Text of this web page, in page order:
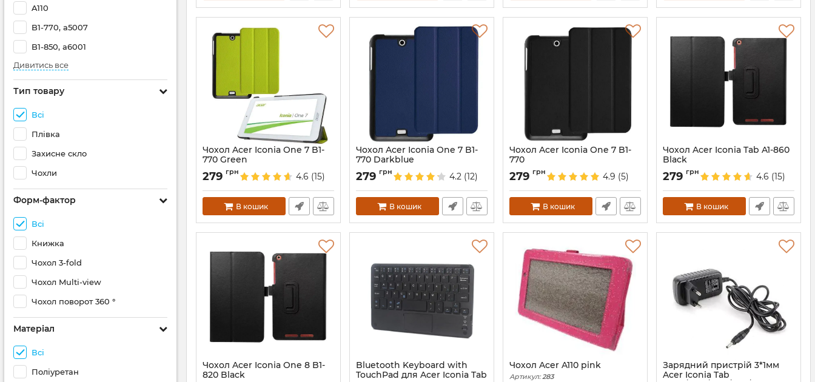
A110
B1-770, a5007
B1-850, a6001
Дивитись все
Тип товару
Всі
Плівка
Захисне скло
Чохли
Форм-фактор
Всі
Книжка
Чохол 3-fold
Чохол Multi-view
Чохол поворот 360 °
Матеріал
Всі
Поліуретан
Чохол Acer Iconia One 7 B1-
770 Green
Артикул:2032
279 грн 4.6 (15)
В кошик
Чохол Acer Iconia One 7 B1-
770 Darkblue
Артикул:2031
279 грн 4.2 (12)
В кошик
Чохол Acer Iconia One 7 B1-
770
Артикул:2029
279 грн 4.9 (5)
В кошик
Чохол Acer Iconia Tab A1-860
Black
Артикул:2048
279 грн 4.6 (15)
В кошик
Чохол Acer Iconia One 8 B1-
820 Black
Bluetooth Keyboard with
TouchPad для Acer Iconia Tab
Чохол Acer A110 pink
Артикул:283
Зарядний пристрій 3*1мм
Acer Iconia Tab